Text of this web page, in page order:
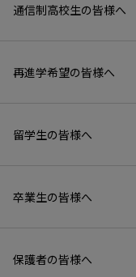
通信制高校生の皆様へ
再進学希望の皆様へ
留学生の皆様へ
卒業生の皆様へ
保護者の皆様へ